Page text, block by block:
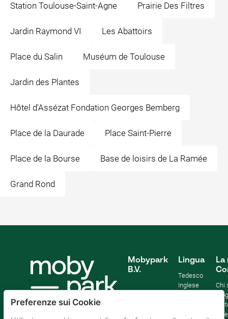
Station Toulouse-Saint-Agne Prairie Des Filtres
Jardin Raymond VI Les Abattoirs
Place du Salin Muséum de Toulouse
Jardin des Plantes
Hôtel d'Assézat Fondation Georges Bemberg
Place de la Daurade Place Saint-Pierre
Place de la Bourse Base de loisirs de La Ramée
Grand Rond
Mobypark
B.V.
Lingua
Tedesco
Inglese
La
Chi
Blog
Preferenze sui Cookie